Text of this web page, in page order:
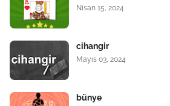
Nisan 15, 2024
cihangir
Mayıs 03, 2024
bünye